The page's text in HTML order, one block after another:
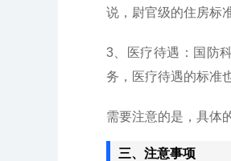
说，尉官级的住房标
3、医疗待遇：国防
务，医疗待遇的标准
需要注意的是，具体
三、注意事项